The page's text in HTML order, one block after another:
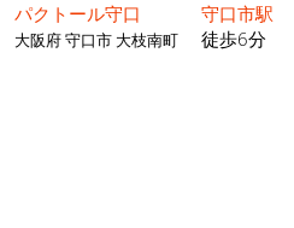
パクトール守口
大阪府 守口市 大枝南町
守口市駅
徒歩6分